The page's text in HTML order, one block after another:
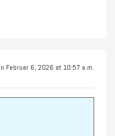
Februar 6, 2026 at 10:57 a.m.